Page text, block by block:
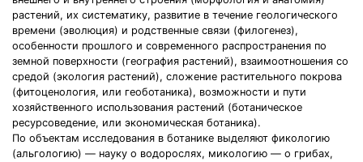
растений, их систематику, развитие в течение геологического
времени (эволюция) и родственные связи (филогенез),
особенности прошлого и современного распространения по
земной поверхности (география растений), взаимоотношения со
средой (экология растений), сложение растительного покрова
(фитоценология, или геоботаника), возможности и пути
хозяйственного использования растений (ботаническое
ресурсоведение, или экономическая ботаника).
По объектам исследования в ботанике выделяют фикологию
(альгологию) — науку о водорослях, микологию — о грибах,